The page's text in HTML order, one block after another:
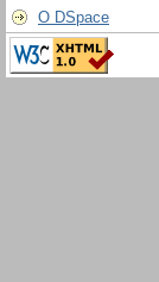
О DSpace